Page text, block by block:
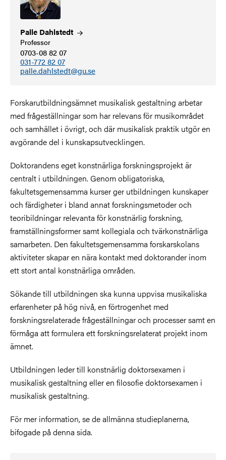
Palle Dahlstedt
Professor
0703-08 82 07
031-772 82 07
palle.dahlstedt@gu.se
Forskarutbildningsämnet musikalisk gestaltning arbetar
med frågeställningar som har relevans för musikområdet
och samhället i övrigt, och där musikalisk praktik utgör en
avgörande del i kunskapsutvecklingen.
Doktorandens eget konstnärliga forskningsprojekt är
centralt i utbildningen. Genom obligatoriska,
fakultetsgemensamma kurser ger utbildningen kunskaper
och färdigheter i bland annat forskningsmetoder och
teoribildningar relevanta för konstnärlig forskning,
framställningsformer samt kollegiala och tvärkonstnärliga
samarbeten. Den fakultetsgemensamma forskarskolans
aktiviteter skapar en nära kontakt med doktorander inom
ett stort antal konstnärliga områden.
Sökande till utbildningen ska kunna uppvisa musikaliska
erfarenheter på hög nivå, en förtrogenhet med
forskningsrelaterade frågeställningar och processer samt en
förmåga att formulera ett forskningsrelaterat projekt inom
ämnet.
Utbildningen leder till konstnärlig doktorsexamen i
musikalisk gestaltning eller en filosofie doktorsexamen i
musikalisk gestaltning.
För mer information, se de allmänna studieplanerna,
bifogade på denna sida.